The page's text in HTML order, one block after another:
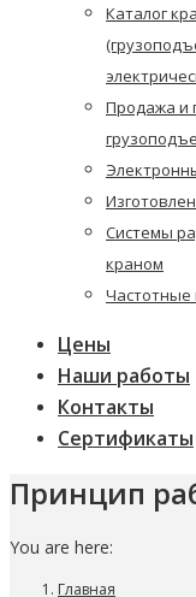
Каталог
Продажа и
Системы
краном
Частотные
Цены
Наши работы
Контакты
Сертификаты
Принцип
You are here:
Главная